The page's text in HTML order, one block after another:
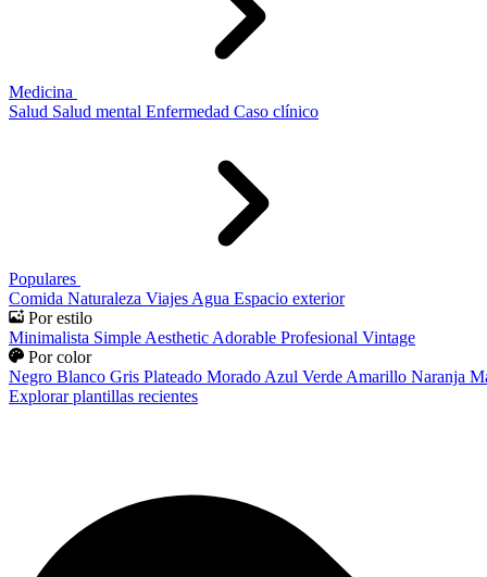
Medicina
Salud Salud mental Enfermedad Caso clínico
Populares
Comida Naturaleza Viajes Agua Espacio exterior
Por estilo
Minimalista Simple Aesthetic Adorable Profesional Vintage
Por color
Negro Blanco Gris Plateado Morado Azul Verde Amarillo Naranja
Explorar plantillas recientes